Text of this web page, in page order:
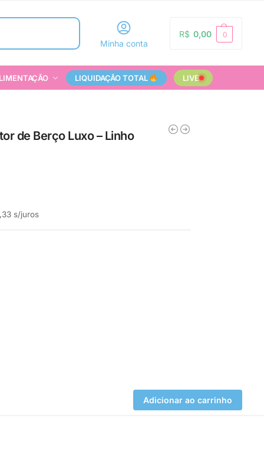
Pesquisar
Minha conta
R$ 0,00 0
LIQUIDAÇÃO TOTAL LIVE
de Berço Luxo – Linho
s/juros
Adicionar ao carrinho